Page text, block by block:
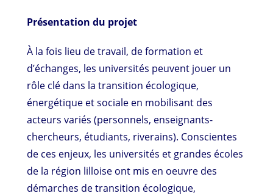
Présentation du projet
À la fois lieu de travail, de formation et
d’échanges, les universités peuvent jouer un
rôle clé dans la transition écologique,
énergétique et sociale en mobilisant des
acteurs variés (personnels, enseignants-
chercheurs, étudiants, riverains). Conscientes
de ces enjeux, les universités et grandes écoles
de la région lilloise ont mis en oeuvre des
démarches de transition écologique,